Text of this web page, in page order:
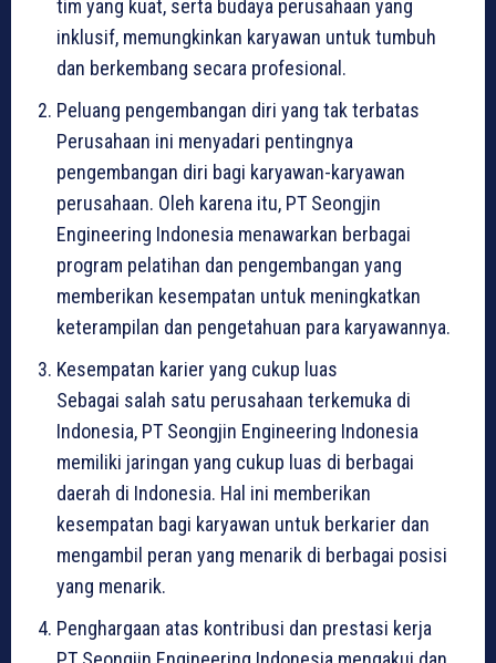
tim yang kuat, serta budaya perusahaan yang
inklusif, memungkinkan karyawan untuk tumbuh
dan berkembang secara profesional.
Peluang pengembangan diri yang tak terbatas
Perusahaan ini menyadari pentingnya
pengembangan diri bagi karyawan-karyawan
perusahaan. Oleh karena itu, PT Seongjin
Engineering Indonesia menawarkan berbagai
program pelatihan dan pengembangan yang
memberikan kesempatan untuk meningkatkan
keterampilan dan pengetahuan para karyawannya.
Kesempatan karier yang cukup luas
Sebagai salah satu perusahaan terkemuka di
Indonesia, PT Seongjin Engineering Indonesia
memiliki jaringan yang cukup luas di berbagai
daerah di Indonesia. Hal ini memberikan
kesempatan bagi karyawan untuk berkarier dan
mengambil peran yang menarik di berbagai posisi
yang menarik.
Penghargaan atas kontribusi dan prestasi kerja